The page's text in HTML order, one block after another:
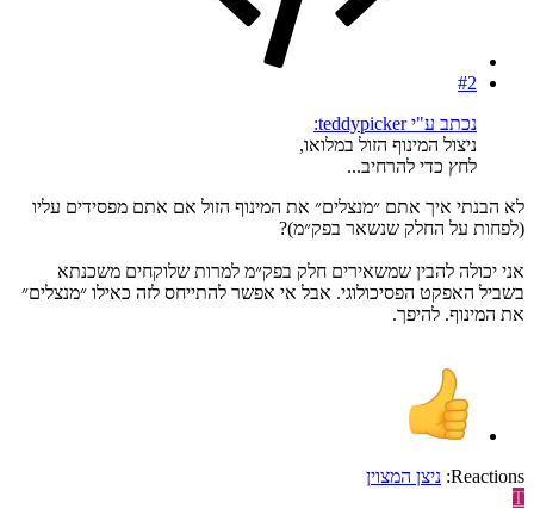
#2
נכתב ע"י teddypicker:
ניצול המינוף הזול במלואו,
לחץ כדי להרחיב...
לא הבנתי איך אתם ״מנצלים״ את המינוף הזול אם אתם מפסידים עליו
(לפחות על החלק שנשאר בפק״מ)?
אני יכולה להבין שמשאירים חלק בפק״מ למרות שלוקחים משכנתא
בשביל האפקט הפסיכולוגי. אבל אי אפשר להתייחס לזה כאילו ״מנצלים״
את המינוף. להיפך.
Reactions: ניצן המצוין
T